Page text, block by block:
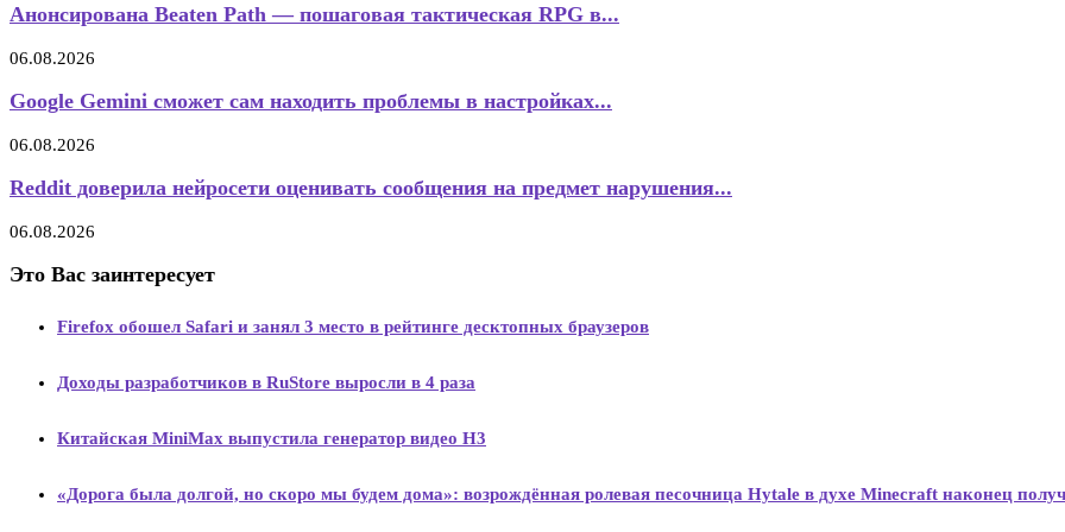
Анонсирована Beaten Path — пошаговая тактическая RPG в...
06.08.2026
Google Gemini сможет сам находить проблемы в настройках...
06.08.2026
Reddit доверила нейросети оценивать сообщения на предмет нарушения...
06.08.2026
Это Вас заинтересует
Firefox обошел Safari и занял 3 место в рейтинге десктопных браузеров
Доходы разработчиков в RuStore выросли в 4 раза
Китайская MiniMax выпустила генератор видео H3
«Дорога была долгой, но скоро мы будем дома»: возрождённая ролевая песочница Hytale в духе Minecraft наконец